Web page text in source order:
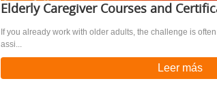
Elderly Caregiver Courses and
If you already work with older adults, the challenge is
assi...
Leer más